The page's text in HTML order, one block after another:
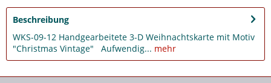
Beschreibung
WKS-09-12 Handgearbeitete 3-D Weihnachtskarte mit Motiv
"Christmas Vintage" Aufwendig... mehr